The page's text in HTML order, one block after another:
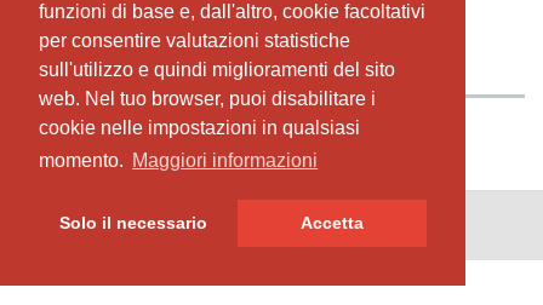
funzioni di base e, dall'altro, cookie facoltativi
per consentire valutazioni statistiche
sull'utilizzo e quindi miglioramenti del sito
web. Nel tuo browser, puoi disabilitare i
cookie nelle impostazioni in qualsiasi
momento. Maggiori informazioni
Solo il necessario Accetta
funzioni di base e, dall'altro, cookie facoltativi
per consentire valutazioni statistiche
sull'utilizzo e quindi miglioramenti del sito
web. Nel tuo browser, puoi disabilitare i
cookie nelle impostazioni in qualsiasi
momento. Maggiori informazioni
Solo il necessario Accetta
ABBONAMENTI & PREZZI
CHI SIAMO
IL NOSTRO TEAM
© SportsNow® 2026. Il software svizzero per il tuo studio.